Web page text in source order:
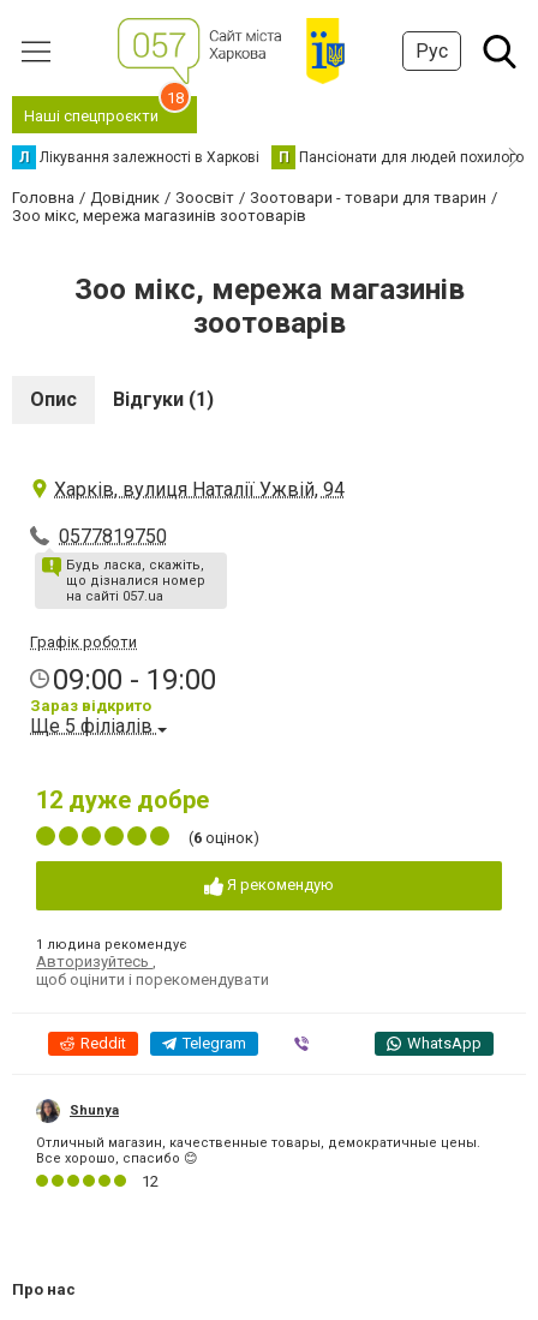
Рус
Наші спецпроєкти
18
Л Лікування залежності в Харкові П Пансіонати для людей похилого
Головна Довідник Зоосвіт
Зоотовари - товари для тварин
Зоо мікс, мережа магазинів зоотоварів
Зоо мікс, мережа магазинів
зоотоварів
Опис Відгуки (1)
Харків, вулиця Наталії Ужвій, 94
0577819750
Будь ласка, скажіть,
що дізналися номер
на сайті 057.ua
Графік роботи
09:00 - 19:00
Зараз відкрито
Ще 5 філіалів
12 дуже добре
(6 оцінок)
Я рекомендую
1 людина рекомендує
Авторизуйтесь
щоб оцінити і порекомендувати
Reddit Telegram WhatsApp
Shunya
Отличный магазин, качественные товары, демократичные цены.
Все хорошо, спасибо 😊
12
Про нас